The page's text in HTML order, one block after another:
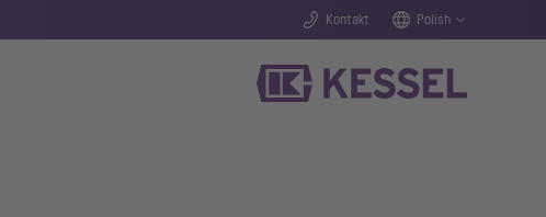
Kontakt Polish